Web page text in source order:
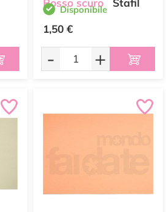
Rosso scuro Stafil
Disponibile
1,50 €
- +